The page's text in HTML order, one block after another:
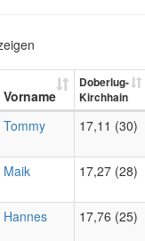
Vorname
Doberlug-
Kirchhain
Tommy 17,11 (30)
Maik 17,27 (28)
Hannes 17,76 (25)